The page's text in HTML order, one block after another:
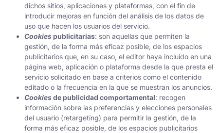
dichos sitios, aplicaciones y plataformas, con el fin de
introducir mejoras en función del análisis de los datos de
uso que hacen los usuarios del servicio.
Cookies publicitarias: son aquellas que permiten la
gestión, de la forma más eficaz posible, de los espacios
publicitarios que, en su caso, el editor haya incluido en una
página web, aplicación o plataforma desde la que presta el
servicio solicitado en base a criterios como el contenido
editado o la frecuencia en la que se muestran los anuncios.
Cookies de publicidad comportamental: recogen
información sobre las preferencias y elecciones personales
del usuario (retargeting) para permitir la gestión, de la
forma más eficaz posible, de los espacios publicitarios